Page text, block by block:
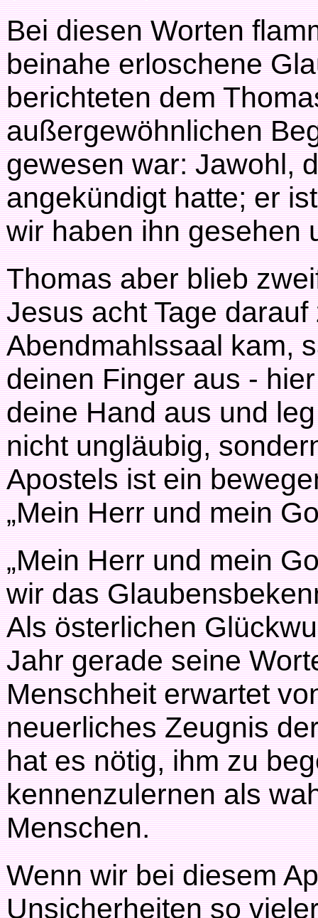
Bei diesen Worten
beinahe erloschene
berichteten dem
außergewöhnlichen
gewesen war: Jawohl,
angekündigt hatte; er
wir haben ihn gesehen
Thomas aber blieb
Jesus acht Tage
Abendmahlssaal kam,
deinen Finger aus -
deine Hand aus und
nicht ungläubig,
Apostels ist ein
„Mein Herr und mein
„Mein Herr und mein
wir das
Als österlichen
Jahr gerade seine
Menschheit erwartet
neuerliches Zeugnis
hat es nötig, ihm zu
kennenzulernen als
Menschen.
Wenn wir bei diesem
Unsicherheiten so